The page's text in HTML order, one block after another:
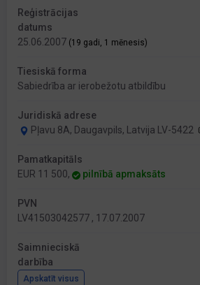
Reģistrācijas
datums
25.06.2007 (19 gadi, 1 mēnesis)
Tiesiskā forma
Sabiedrība ar ierobežotu atbildību
Juridiskā adrese
Pļavu 8A, Daugavpils, Latvija LV-5422
Pamatkapitāls
EUR 11 500,
pilnībā apmaksāts
PVN
LV41503042577 , 17.07.2007
Saimnieciskā
darbība
Apskatīt visus